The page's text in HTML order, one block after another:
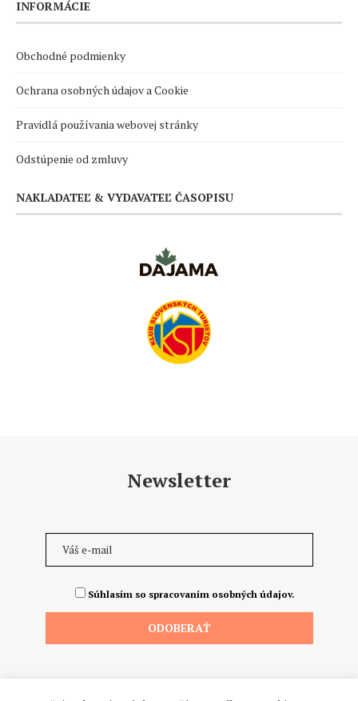
INFORMÁCIE
Obchodné podmienky
Ochrana osobných údajov a Cookie
Pravidlá používania webovej stránky
Odstúpenie od zmluvy
NAKLADATEĽ & VYDAVATEĽ ČASOPISU
Newsletter
Súhlasím so spracovaním osobných údajov.